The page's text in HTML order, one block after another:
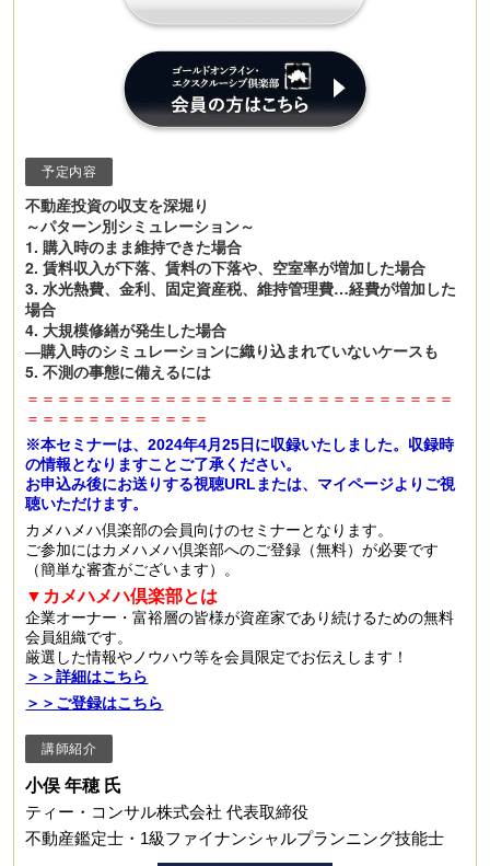
予定内容
不動産投資の収支を深堀り
～パターン別シミュレーション～
1. 購入時のまま維持できた場合
2. 賃料収入が下落、賃料の下落や、空室率が増加した場合
3. 水光熱費、金利、固定資産税、維持管理費…経費が増加した
場合
4. 大規模修繕が発生した場合
―購入時のシミュレーションに織り込まれていないケースも
5. 不測の事態に備えるには
＝＝＝＝＝＝＝＝＝＝＝＝＝＝＝＝＝＝＝＝＝＝＝＝＝＝＝＝
＝＝＝＝＝＝＝＝＝＝＝＝
※本セミナーは、2024年4月25日に収録いたしました。収録時
の情報となりますことご了承ください。
お申込み後にお送りする視聴URLまたは、マイページよりご視
聴いただけます。
カメハメハ倶楽部の会員向けのセミナーとなります。
ご参加にはカメハメハ倶楽部へのご登録（無料）が必要です
（簡単な審査がございます）。
▼カメハメハ倶楽部とは
企業オーナー・富裕層の皆様が資産家であり続けるための無料
会員組織です。
厳選した情報やノウハウ等を会員限定でお伝えします！
＞＞詳細はこちら
＞＞ご登録はこちら
講師紹介
小俣 年穂 氏
ティー・コンサル株式会社 代表取締役
不動産鑑定士・1級ファイナンシャルプランニング技能士